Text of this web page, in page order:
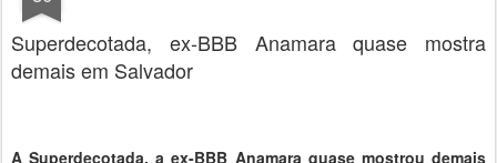
Superdecotada, ex-BBB Anamara quase mostra
demais em Salvador
A Superdecotada, a ex-BBB Anamara quase mostrou demais